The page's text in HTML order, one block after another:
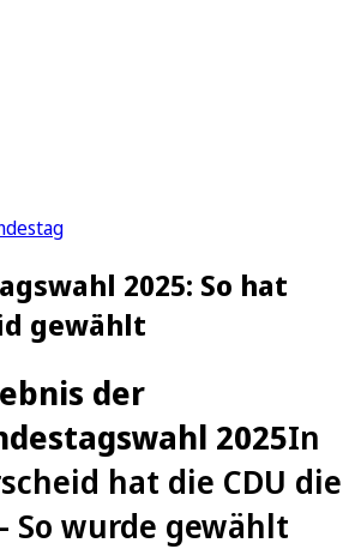
2025: So hat
gewählt
der
2025In
hat die CDU die
So wurde gewählt